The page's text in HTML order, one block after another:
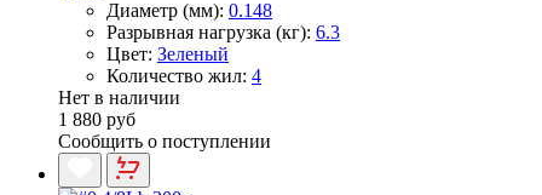
Диаметр (мм): 0.148
Разрывная нагрузка (кг): 6.3
Цвет: Зеленый
Количество жил: 4
Нет в наличии
1 880 руб
Сообщить о поступлении